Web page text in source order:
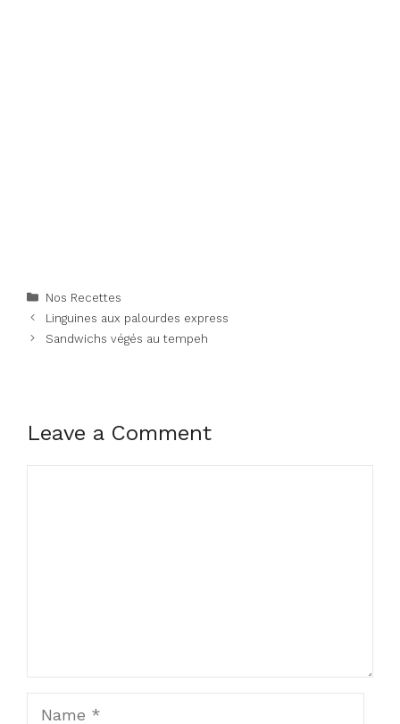
Categories
Nos Recettes
Linguines aux palourdes express
Sandwichs végés au tempeh
Leave a Comment